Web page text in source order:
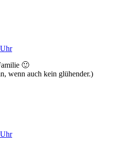
🙂
wenn auch kein glühender.)